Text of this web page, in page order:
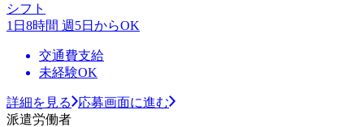
シフト
1日8時間 週5日からOK
交通費支給
未経験OK
詳細を見る
応募画面に進む
派遣労働者